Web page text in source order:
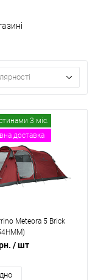
3 міс.
доставка
Meteora 5 Brick
/ шт